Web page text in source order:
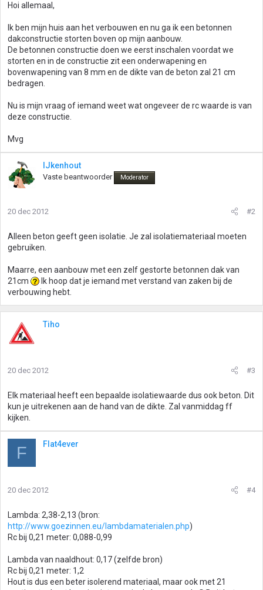
Hoi allemaal,
Ik ben mijn huis aan het verbouwen en nu ga ik een betonnen
dakconstructie storten boven op mijn aanbouw.
De betonnen constructie doen we eerst inschalen voordat we
storten en in de constructie zit een onderwapening en
bovenwapening van 8 mm en de dikte van de beton zal 21 cm
bedragen.
Nu is mijn vraag of iemand weet wat ongeveer de rc waarde is van
deze constructie.
Mvg
IJkenhout
Vaste beantwoorder Moderator
20 dec 2012 #2
Alleen beton geeft geen isolatie. Je zal isolatiemateriaal moeten
gebruiken.
Maarre, een aanbouw met een zelf gestorte betonnen dak van
21cm
Ik hoop dat je iemand met verstand van zaken bij de
verbouwing hebt.
Tiho
20 dec 2012 #3
Elk materiaal heeft een bepaalde isolatiewaarde dus ook beton. Dit
kun je uitrekenen aan de hand van de dikte. Zal vanmiddag ff
kijken.
F Flat4ever
20 dec 2012 #4
Lambda: 2,38-2,13 (bron:
http://www.goezinnen.eu/lambdamaterialen.php)
Rc bij 0,21 meter: 0,088-0,99
Lambda van naaldhout: 0,17 (zelfde bron)
Rc bij 0,21 meter: 1,2
Hout is dus een beter isolerend materiaal, maar ook met 21